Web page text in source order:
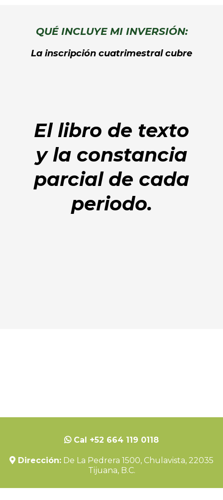
QUÉ INCLUYE MI INVERSIÓN:
La inscripción cuatrimestral cubre
El libro de texto
y la constancia
parcial de cada
periodo.
Cal +52 664 119 0118
Dirección: De La Pedrera 1500, Chulavista, 22035
Tijuana, B.C.